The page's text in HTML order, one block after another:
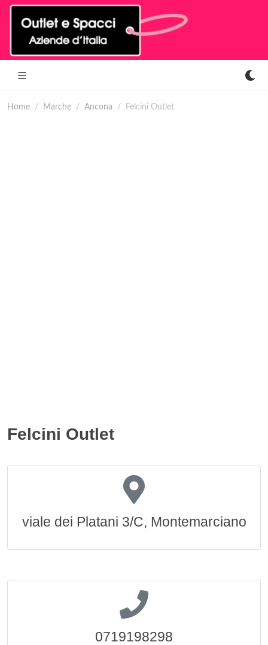
Home Marche Ancona Felcini Outlet
Felcini Outlet
viale dei Platani 3/C, Montemarciano
0719198298